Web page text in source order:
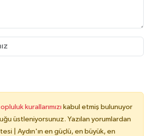
kurallarımızı kabul etmiş bulunuyor
üstleniyorsunuz. Yazılan yorumlardan
| Aydın'ın en güçlü, en büyük, en